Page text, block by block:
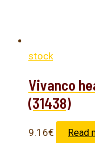
stock
Vivanco
(31438)
9.16€ Read